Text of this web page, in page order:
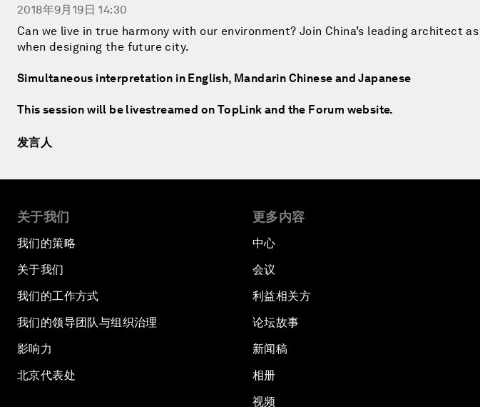
2018年9月19日 14:30
Can we live in true harmony with our environment? Join China’s leading architect
when designing the future city.
Simultaneous interpretation in English, Mandarin Chinese and Japanese
This session will be livestreamed on TopLink and the Forum website.
发言人
关于我们
我们的策略
关于我们
我们的工作方式
我们的领导团队与组织治理
影响力
北京代表处
更多内容
中心
会议
利益相关方
论坛故事
新闻稿
相册
视频